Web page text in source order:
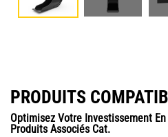
PRODUITS
Optimisez Votre Investissement
Produits Associés Cat.